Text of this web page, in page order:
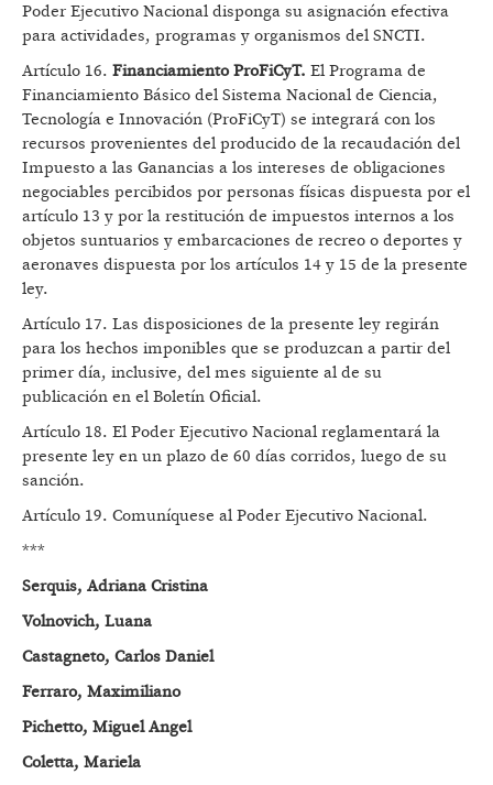
Poder Ejecutivo Nacional disponga su asignación efectiva
para actividades, programas y organismos del SNCTI.
Artículo 16. Financiamiento ProFiCyT. El Programa de
Financiamiento Básico del Sistema Nacional de Ciencia,
Tecnología e Innovación (ProFiCyT) se integrará con los
recursos provenientes del producido de la recaudación del
Impuesto a las Ganancias a los intereses de obligaciones
negociables percibidos por personas físicas dispuesta por el
artículo 13 y por la restitución de impuestos internos a los
objetos suntuarios y embarcaciones de recreo o deportes y
aeronaves dispuesta por los artículos 14 y 15 de la presente
ley.
Artículo 17. Las disposiciones de la presente ley regirán
para los hechos imponibles que se produzcan a partir del
primer día, inclusive, del mes siguiente al de su
publicación en el Boletín Oficial.
Artículo 18. El Poder Ejecutivo Nacional reglamentará la
presente ley en un plazo de 60 días corridos, luego de su
sanción.
Artículo 19. Comuníquese al Poder Ejecutivo Nacional.
***
Serquis, Adriana Cristina
Volnovich, Luana
Castagneto, Carlos Daniel
Ferraro, Maximiliano
Pichetto, Miguel Angel
Coletta, Mariela